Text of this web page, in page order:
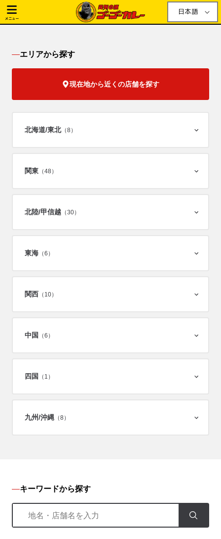
メニュー
日本語
エリアから探す
現在地から近くの店舗を探す
北海道/東北（8）
関東 （48）
北陸/甲信越 （30）
東海 （6）
関西 （10）
中国 （6）
四国 （1）
九州/沖縄 （8）
キーワードから探す